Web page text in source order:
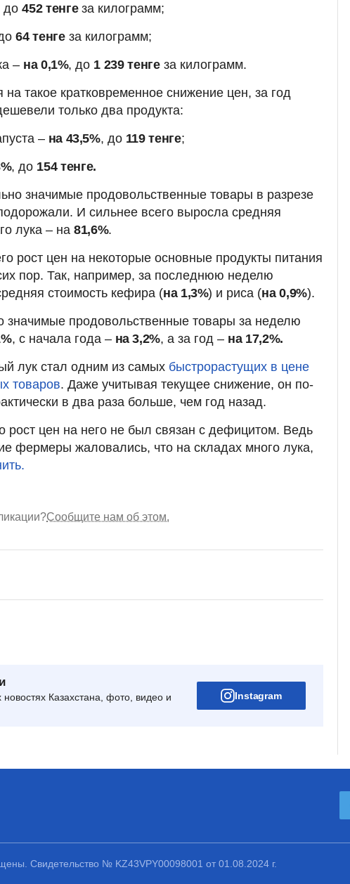
до452 тенгеза килограмм;
64 тенгеза килограмм;
– на 0,1%, до 1 239 тенгеза килограмм.
такое кратковременное снижение цен, за год
только два продукта:
– на 43,5%, до 119 тенге;
, до 154 тенге.
значимые продовольственные товары в разрезе
И сильнее всего выросла средняя
лука – на 81,6%.
рост цен на некоторые основные продукты питания
пор. Так, например, за последнюю неделю
стоимость кефира (на 1,3%) и риса (на 0,9%).
значимые продовольственные товары за неделю
, с начала года – на 3,2%, а за год – на 17,2%.
лук стал одним из самых быстрорастущих в цене
товаров. Даже учитывая текущее снижение, он по-
в два раза больше, чем год назад.
рост цен на него не был связан с дефицитом. Ведь
фермеры жаловались, что на складах много лука,
Сообщите нам об этом.
Казахстана, фото, видео и
Instagram
Свидетельство № KZ43VPY00098001 от 01.08.2024 г.